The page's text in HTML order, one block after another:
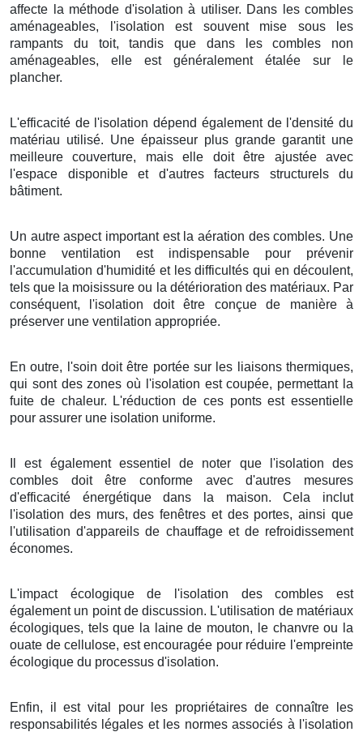
affecte la méthode d'isolation à utiliser. Dans les combles
aménageables, l'isolation est souvent mise sous les
rampants du toit, tandis que dans les combles non
aménageables, elle est généralement étalée sur le
plancher.
L'efficacité de l'isolation dépend également de l'densité du
matériau utilisé. Une épaisseur plus grande garantit une
meilleure couverture, mais elle doit être ajustée avec
l'espace disponible et d'autres facteurs structurels du
bâtiment.
Un autre aspect important est la aération des combles. Une
bonne ventilation est indispensable pour prévenir
l'accumulation d'humidité et les difficultés qui en découlent,
tels que la moisissure ou la détérioration des matériaux. Par
conséquent, l'isolation doit être conçue de manière à
préserver une ventilation appropriée.
En outre, l'soin doit être portée sur les liaisons thermiques,
qui sont des zones où l'isolation est coupée, permettant la
fuite de chaleur. L'réduction de ces ponts est essentielle
pour assurer une isolation uniforme.
Il est également essentiel de noter que l'isolation des
combles doit être conforme avec d'autres mesures
d'efficacité énergétique dans la maison. Cela inclut
l'isolation des murs, des fenêtres et des portes, ainsi que
l'utilisation d'appareils de chauffage et de refroidissement
économes.
L'impact écologique de l'isolation des combles est
également un point de discussion. L'utilisation de matériaux
écologiques, tels que la laine de mouton, le chanvre ou la
ouate de cellulose, est encouragée pour réduire l'empreinte
écologique du processus d'isolation.
Enfin, il est vital pour les propriétaires de connaître les
responsabilités légales et les normes associés à l'isolation